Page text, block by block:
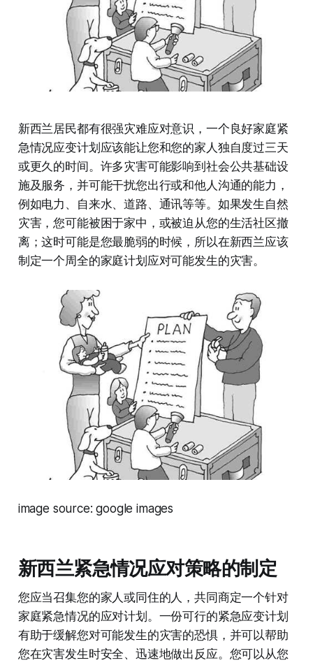
新西兰居民都有很强灾难应对意识，一个良好家庭紧
急情况应变计划应该能让您和您的家人独自度过三天
或更久的时间。许多灾害可能影响到社会公共基础设
施及服务，并可能干扰您出行或和他人沟通的能力，
例如电力、自来水、道路、通讯等等。如果发生自然
灾害，您可能被困于家中，或被迫从您的生活社区撤
离；这时可能是您最脆弱的时候，所以在新西兰应该
制定一个周全的家庭计划应对可能发生的灾害。
image source: google images
新西兰紧急情况应对策略的制定
您应当召集您的家人或同住的人，共同商定一个针对
家庭紧急情况的应对计划。一份可行的紧急应变计划
有助于缓解您对可能发生的灾害的恐惧，并可以帮助
您在灾害发生时安全、迅速地做出反应。您可以从您